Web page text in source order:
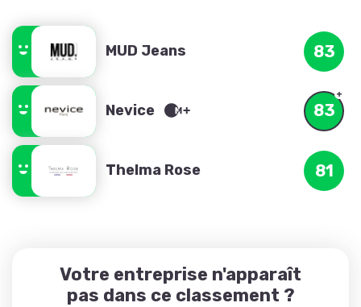
MUD Jeans 83
Nevice 83
Thelma Rose 81
Votre entreprise n'apparaît
pas dans ce classement ?